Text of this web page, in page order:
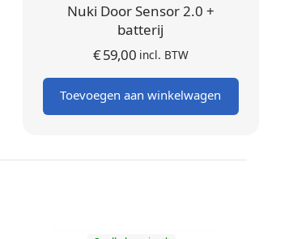
Nuki Door Sensor 2.0 +
batterij
€59,00 incl. BTW
Toevoegen aan winkelwagen